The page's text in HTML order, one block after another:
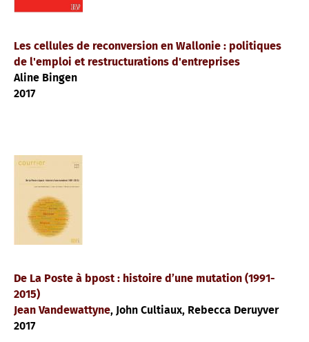
Les cellules de reconversion en Wallonie : politiques
de l'emploi et restructurations d'entreprises
Aline Bingen
2017
De La Poste à bpost : histoire d’une mutation (1991-
2015)
Jean Vandewattyne, John Cultiaux, Rebecca Deruyver
2017